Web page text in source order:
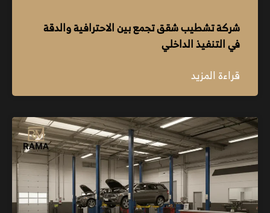
شركة تشطيب شقق تجمع بين الاحترافية والدقة
في التنفيذ الداخلي
قراءة المزيد